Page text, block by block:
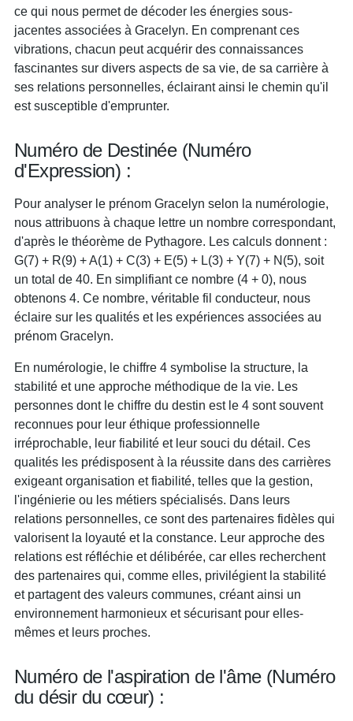
ce qui nous permet de décoder les énergies sous-
jacentes associées à Gracelyn. En comprenant ces
vibrations, chacun peut acquérir des connaissances
fascinantes sur divers aspects de sa vie, de sa carrière à
ses relations personnelles, éclairant ainsi le chemin qu'il
est susceptible d'emprunter.
Numéro de Destinée (Numéro
d'Expression) :
Pour analyser le prénom Gracelyn selon la numérologie,
nous attribuons à chaque lettre un nombre correspondant,
d'après le théorème de Pythagore. Les calculs donnent :
G(7) + R(9) + A(1) + C(3) + E(5) + L(3) + Y(7) + N(5), soit
un total de 40. En simplifiant ce nombre (4 + 0), nous
obtenons 4. Ce nombre, véritable fil conducteur, nous
éclaire sur les qualités et les expériences associées au
prénom Gracelyn.
En numérologie, le chiffre 4 symbolise la structure, la
stabilité et une approche méthodique de la vie. Les
personnes dont le chiffre du destin est le 4 sont souvent
reconnues pour leur éthique professionnelle
irréprochable, leur fiabilité et leur souci du détail. Ces
qualités les prédisposent à la réussite dans des carrières
exigeant organisation et fiabilité, telles que la gestion,
l'ingénierie ou les métiers spécialisés. Dans leurs
relations personnelles, ce sont des partenaires fidèles qui
valorisent la loyauté et la constance. Leur approche des
relations est réfléchie et délibérée, car elles recherchent
des partenaires qui, comme elles, privilégient la stabilité
et partagent des valeurs communes, créant ainsi un
environnement harmonieux et sécurisant pour elles-
mêmes et leurs proches.
Numéro de l'aspiration de l'âme (Numéro
du désir du cœur) :